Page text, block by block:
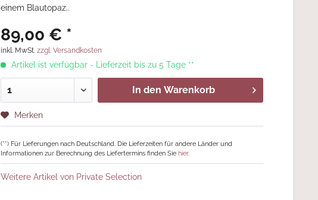
einem Blautopaz..
89,00 € *
inkl. MwSt.zzgl. Versandkosten
Artikel ist verfügbar - Lieferzeit bis zu 5 Tage **
In den Warenkorb
Merken
(**) Für Lieferungen nach Deutschland. Die Lieferzeiten für andere Länder und
Informationen zur Berechnung des Liefertermins finden Siehier.
Weitere Artikel von Private Selection